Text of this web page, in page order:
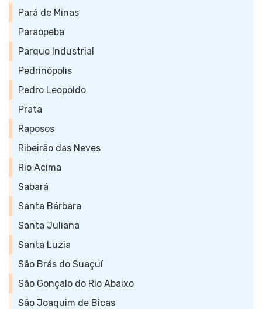
Pará de Minas
Paraopeba
Parque Industrial
Pedrinópolis
Pedro Leopoldo
Prata
Raposos
Ribeirão das Neves
Rio Acima
Sabará
Santa Bárbara
Santa Juliana
Santa Luzia
São Brás do Suaçuí
São Gonçalo do Rio Abaixo
São Joaquim de Bicas